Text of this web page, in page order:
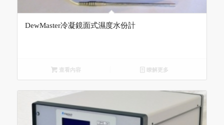
DewMaster冷凝鏡面式濕度水份計
查看內容 瞭解更多